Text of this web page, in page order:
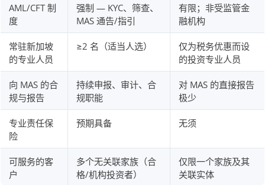
AML/CFT 制
度
强制 — KYC、筛查、
MAS 通告/指引
有限；非受监管金
融机构
常驻新加坡
的专业人员
≥2 名（适当人选）
仅为税务优惠而设
的投资专业人员
向 MAS 的合
规与报告
持续申报、审计、合
规职能
对 MAS 的直接报告
极少
专业责任保
险
预期具备 无须
可服务的客
户
多个无关联家族（合
格/机构投资者）
仅限一个家族及其
关联实体